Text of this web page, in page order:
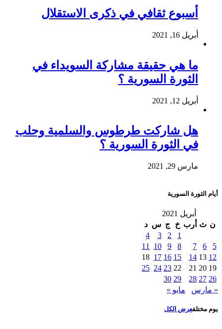
أسبوع ثقافي في ذكرى الاستقلال
أبريل 16, 2021
ما هي حقيقة مشاركة السويداء في
الثورة السورية ؟
أبريل 12, 2021
هل شاركت طرطوس والسلمية وحلب
في الثورة السورية ؟
مارس 29, 2021
أيام الثورة السورية
أبريل 2021
ن ث أرب خ ج س د
1
2
3
4
5
6
7
8
9
10
11
12
13
14
15
16
17
18
19
20
21
22
23
24
25
26
27
28
29
30
« مارس
مايو »
يوم مختلفعرض الكل